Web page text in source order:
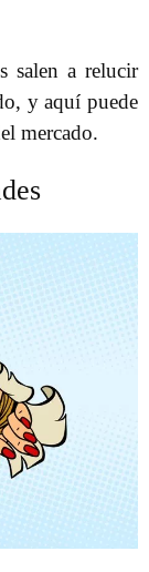
salen a relucir
y aquí puede
mercado.